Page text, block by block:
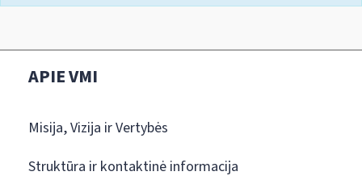
APIE VMI
Misija, Vizija ir Vertybės
Struktūra ir kontaktinė informacija